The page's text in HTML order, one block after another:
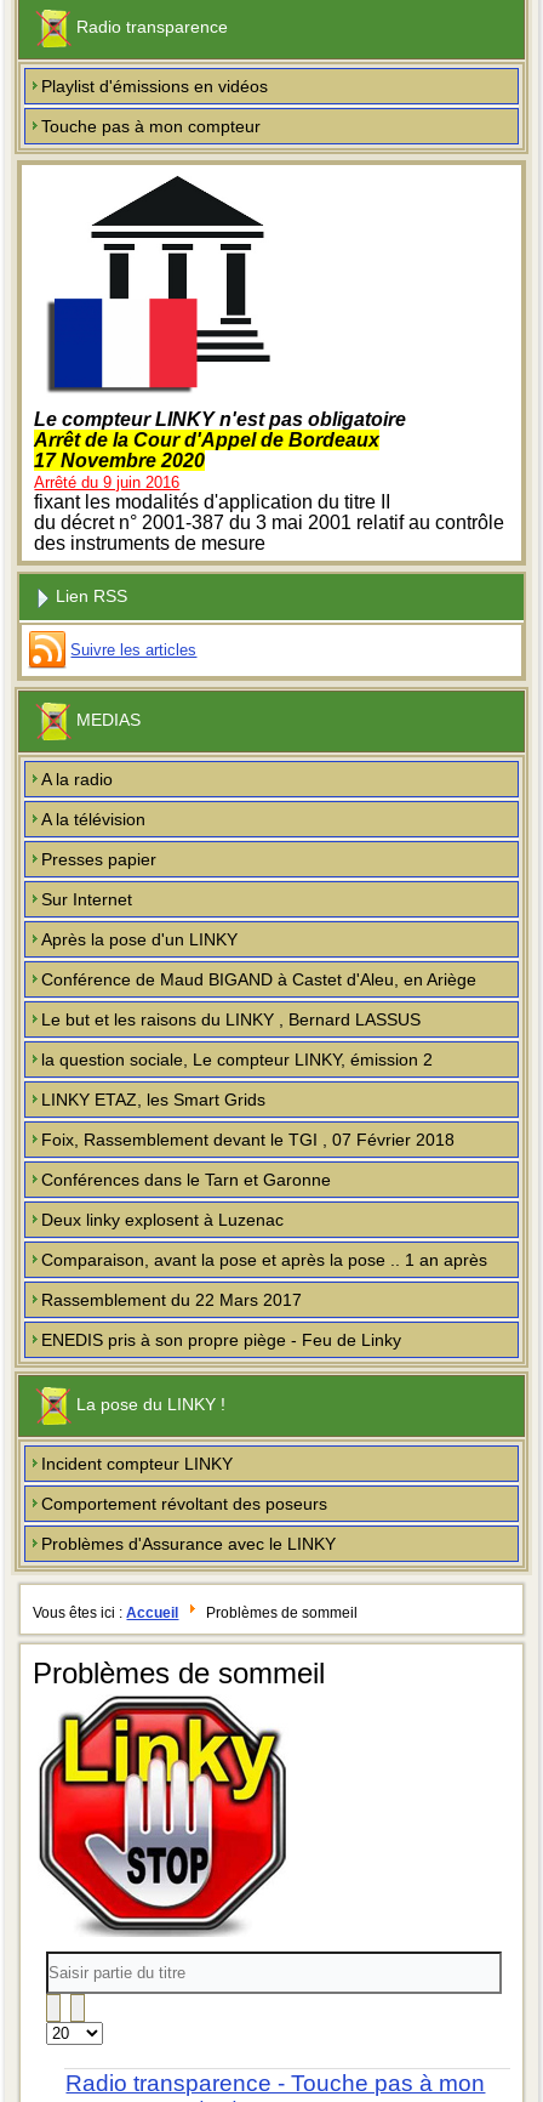
Radio transparence
Playlist d'émissions en vidéos
Touche pas à mon compteur
Le compteur LINKY n'est pas obligatoire
Arrêt de la Cour d'Appel de Bordeaux
17 Novembre 2020
Arrêté du 9 juin 2016
fixant les modalités d'application du titre II
du décret n° 2001-387 du 3 mai 2001 relatif au contrôle
des instruments de mesure
Lien RSS
Suivre les articles
MEDIAS
A la radio
A la télévision
Presses papier
Sur Internet
Après la pose d'un LINKY
Conférence de Maud BIGAND à Castet d'Aleu, en Ariège
Le but et les raisons du LINKY , Bernard LASSUS
la question sociale, Le compteur LINKY, émission 2
LINKY ETAZ, les Smart Grids
Foix, Rassemblement devant le TGI , 07 Février 2018
Conférences dans le Tarn et Garonne
Deux linky explosent à Luzenac
Comparaison, avant la pose et après la pose .. 1 an après
Rassemblement du 22 Mars 2017
ENEDIS pris à son propre piège - Feu de Linky
La pose du LINKY !
Incident compteur LINKY
Comportement révoltant des poseurs
Problèmes d'Assurance avec le LINKY
Vous êtes ici :Accueil Problèmes de sommeil
Problèmes de sommeil
Saisir
partie
du
Affichage
#
Radio transparence - Touche pas à mon